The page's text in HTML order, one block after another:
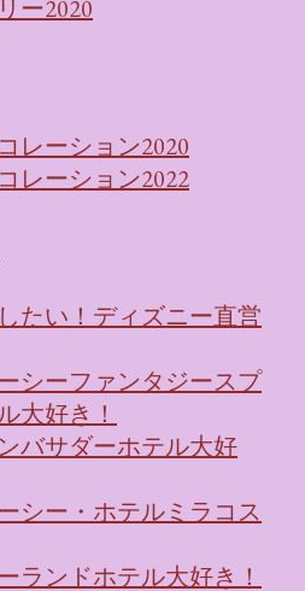
ー2020
レーション2020
レーション2022
たい！ディズニー直営
シーファンタジースプ
大好き！
バサダーホテル大好
シー・ホテルミラコス
ランドホテル大好き！